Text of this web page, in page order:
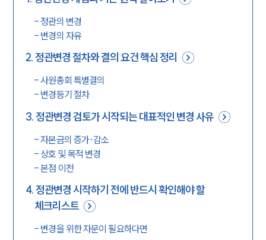
- 정관의 변경
- 변경의 자유
2.정관변경 절차와 결의 요건 핵심 정리
-사원총회 특별결의
- 변경등기 절차
3.정관변경 검토가 시작되는 대표적인 변경 사유
-자본금의 증가·감소
- 상호 및 목적 변경
-본점 이전
4.정관변경 시작하기 전에 반드시 확인해야 할
체크리스트
- 변경을 위한 자문이 필요하다면